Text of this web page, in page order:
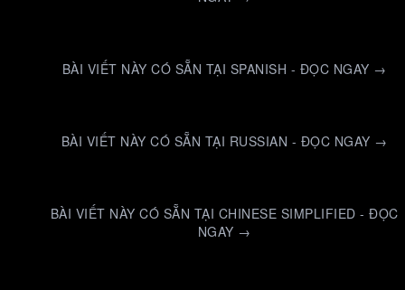
BÀI VIẾT NÀY CÓ SẴN TẠI SPANISH - ĐỌC NGAY →
BÀI VIẾT NÀY CÓ SẴN TẠI RUSSIAN - ĐỌC NGAY →
BÀI VIẾT NÀY CÓ SẴN TẠI CHINESE SIMPLIFIED - ĐỌC
NGAY →